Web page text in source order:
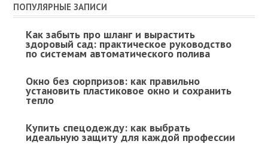
ПОПУЛЯРНЫЕ ЗАПИСИ
Как забыть про шланг и вырастить
здоровый сад: практическое руководство
по системам автоматического полива
Окно без сюрпризов: как правильно
установить пластиковое окно и сохранить
тепло
Купить спецодежду: как выбрать
идеальную защиту для каждой профессии